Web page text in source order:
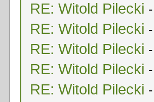
RE: Witold Pilecki -
RE: Witold Pilecki -
RE: Witold Pilecki -
RE: Witold Pilecki -
RE: Witold Pilecki -